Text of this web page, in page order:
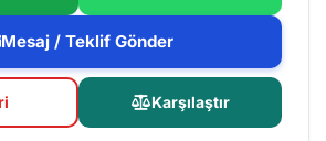
Mesaj / Teklif Gönder
Karşılaştır